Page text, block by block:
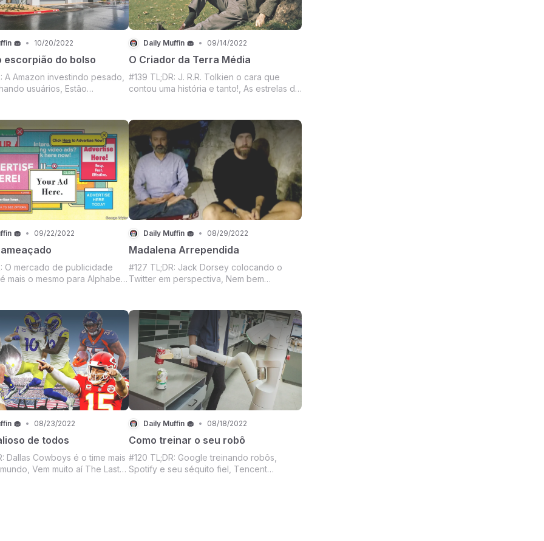
🧁 • 10/20/2022
escorpião do bolso
A Amazon investindo pesado,
usuários, Estão
Primeiro filme do Tarantino,
escorregando, Sempre
c
Daily Muffin 🧁 • 09/14/2022
O Criador da Terra Média
#139 TL;DR: J. R.R. Tolkien o cara que
contou uma história e tanto!, As estrelas do
Blue Origin com problemas, Banda dos
Macacos Entediados agora nível Queen B
e RiRi, Polí
🧁 • 09/22/2022
O mercado de publicidade
mais o mesmo para Alphabet
off com o triplo de
GoT, Ted Lasso no Fifa, A
da Copa na
Daily Muffin 🧁 • 08/29/2022
Madalena Arrependida
#127 TL;DR: Jack Dorsey colocando o
Twitter em perspectiva, Nem bem
só um gostinho da nossa fornada de
notícias, Reels dando certo, Zuck
contando tudo no podcast do Joe Ro
🧁 • 08/23/2022
de todos
Dallas Cowboys é o time mais
Vem muito aí The Last
Daily Muffin 🧁 • 08/18/2022
Como treinar o seu robô
#120 TL;DR: Google treinando robôs,
Spotify e seu séquito fiel, Tencent